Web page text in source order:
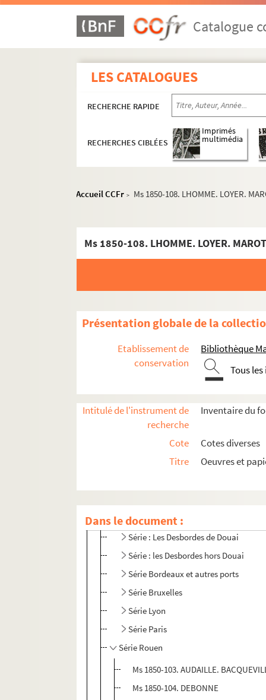
Catalogue
LES CATALOGUES
RECHERCHE RAPIDE
RECHERCHES CIBLÉES
Imprimés
multimédia
Accueil CCFr > Ms 1850-108. LHOMME. LOYER.
Présentation globale de la
Etablissement de
conservation
Bibliothèque
Tous
Intitulé de l'instrument de
recherche
Inventaire du
Cote
Cotes diverses
Titre
Oeuvres et
Dans le document :
Papiers et archives relatifs à Marceline
Notes et correspondances concernant les
Ms 1750-13. Ensemble de feuillets
Ms 1750-41. Notes sur la correspondance
Ms 1750-50. Lettre autographe d'Arthur
Ms 1750-51. Lettre autographe d'Arthur
Ms 1750-53. Lettre autographe d'Henry
Ms 1750-56. Enveloppe de lettre
Ms 1750-57. Notes de travail d'Arthur
Ms 1750-59. Lettre autographe d'A-J
Ms 1750-75. Lettre autographe d'A. Joly au
Ms 1766-226. Lettre autographe de Jean
Ms 1766-227. Lettre autographe
Ms 1766-228. Lettre autographe
Ms 1792-3. Lettre autographe de L.
Série Douai
Série : Les Desbordes de Douai
Série : les Desbordes hors Douai
Série Bordeaux et autres ports
Série Bruxelles
Série Lyon
Série Paris
Série Rouen
Ms 1850-103. AUDAILLE.
Ms 1850-104. DEBONNE